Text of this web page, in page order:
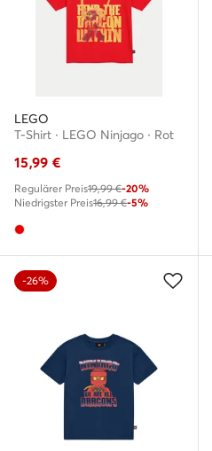
LEGO
T-Shirt · LEGO Ninjago · Rot
15,99 €
Regulärer Preis19,99 €-20%
Niedrigster Preis16,99 €-5%
-26%